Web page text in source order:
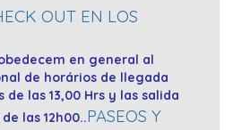
OUT EN LOS
en general al
de horários de llegada
de las 13,00 Hrs y las salida
las 12h00..PASEOS Y